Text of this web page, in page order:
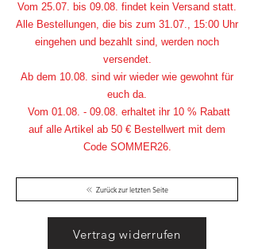
Zurück zur letzten Seite
Vom 25.07. bis 09.08. findet kein Versand statt.
Alle Bestellungen, die bis zum 31.07., 15:00 Uhr
eingehen und bezahlt sind, werden noch
versendet.
Ab dem 10.08. sind wir wieder wie gewohnt für
euch da.
Vom 01.08. - 09.08. erhaltet ihr 10 % Rabatt
auf alle Artikel ab 50 € Bestellwert mit dem
Code SOMMER26.
Vertrag widerrufen